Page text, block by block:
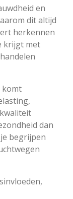
en
dit altijd
herkennen
krijgt met
komt
dan
begrijpen